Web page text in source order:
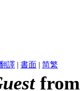
譯 | 書面 | 简繁
from